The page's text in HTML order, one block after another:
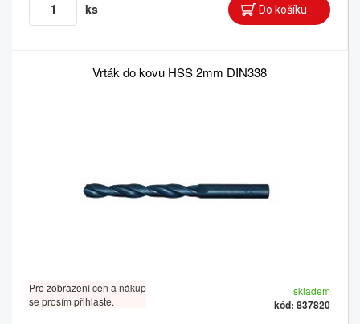
ks
Vrták do kovu HSS 2mm DIN338
Pro zobrazení cen a nákup
se prosím přihlaste.
skladem
kód: 837820